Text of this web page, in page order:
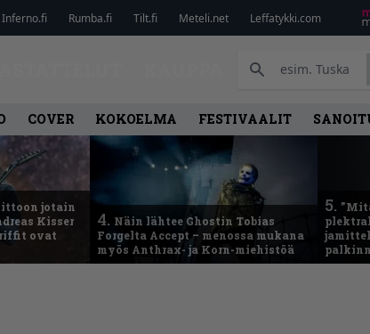
Inferno.fi Rumba.fi Tilt.fi Meteli.net Leffatykki.com
COVER KOKOELMA FESTIVAALIT
jotain
Kisser
riffit ovat
4. Näin lähtee Ghostin Tobias
Forgelta Accept – menossa mukana
myös Anthrax- ja Korn-miehistöä
5.